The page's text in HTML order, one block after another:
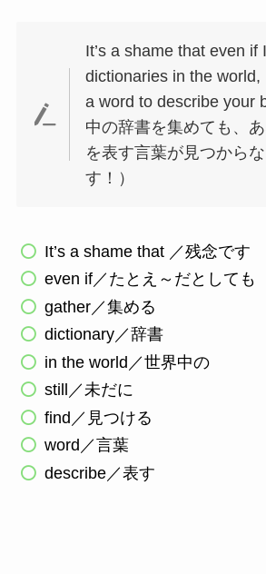
It’s a shame that even if
dictionaries in the world,
a word to describe your
中の辞書を集めても、
を表す言葉が見つから
す！）
It’s a shame that ／残念です
even if／たとえ～だとしても
gather／集める
dictionary／辞書
in the world／世界中の
still／未だに
find／見つける
word／言葉
describe／表す